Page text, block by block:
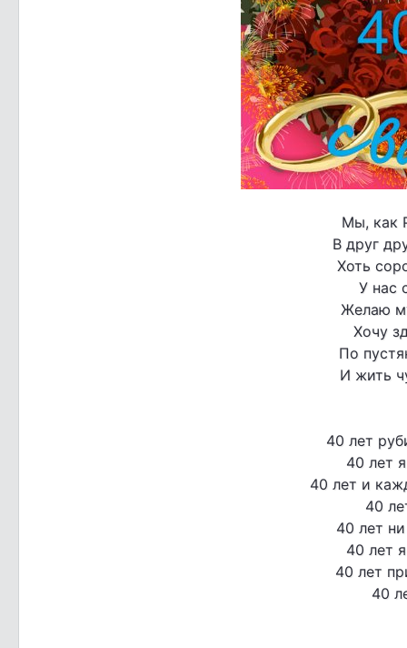
Мы, как
В друг
Хоть
У нас
Желаю
Хочу
По
И жить
40 лет
40 лет
40 лет и
40
40 лет
40 лет
40 лет
40